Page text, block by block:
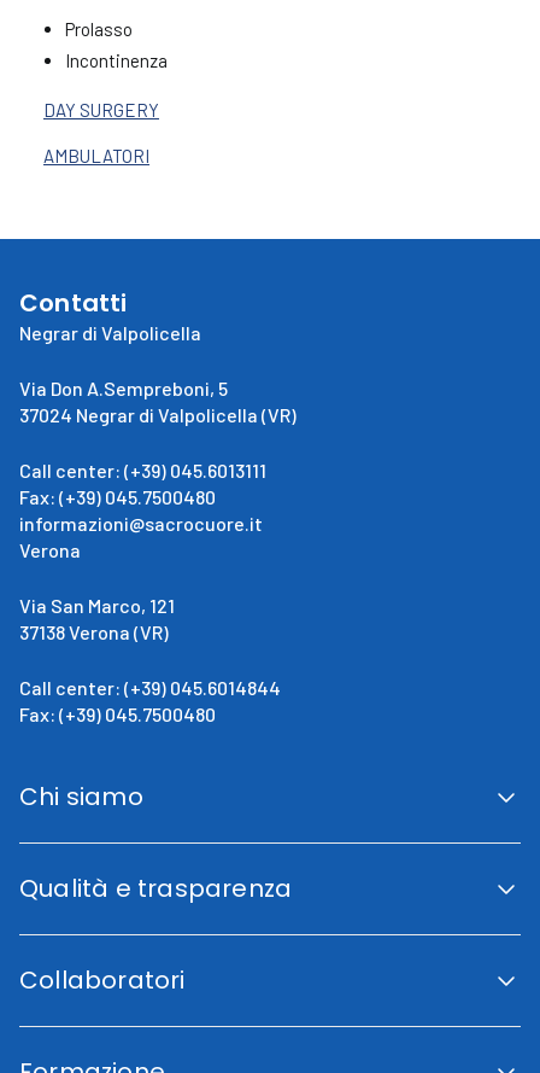
Prolasso
Incontinenza
DAY SURGERY
AMBULATORI
Contatti
Negrar di Valpolicella
Via Don A.Sempreboni, 5
37024 Negrar di Valpolicella (VR)
Call center: (+39) 045.6013111
Fax: (+39) 045.7500480
informazioni@sacrocuore.it
Verona
Via San Marco, 121
37138 Verona (VR)
Call center: (+39) 045.6014844
Fax: (+39) 045.7500480
Chi siamo
San Giovanni Calabria
La direzione
Qualità e trasparenza
Accreditamento Regionale
Indicatori di qualità
Codice etico
Carta dei Servizi
Collaboratori
Lavora con noi